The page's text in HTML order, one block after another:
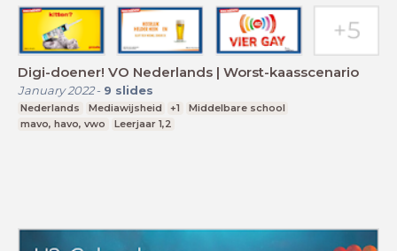
Digi-doener! VO Nederlands | Worst-kaasscenario
January 2022- 9 slides
Nederlands Mediawijsheid +1
Middelbare school
mavo, havo, vwo
Leerjaar 1,2